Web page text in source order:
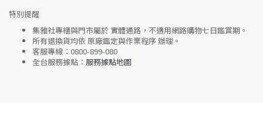
特別提醒
集雅社專櫃與門市屬於 實體通路，不適用網路購物七日鑑賞期 。
所有退換貨均依 原廠鑑定與作業程序辦理。
客服專線： 0800-899-080
全台服務據點： 服務據點地圖